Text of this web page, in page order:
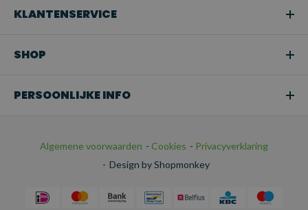
KLANTENSERVICE
SHOP
PERSOONLIJKE INFO
Algemene voorwaarden - Cookies - Privacyverklaring
- Design by Shopmonkey